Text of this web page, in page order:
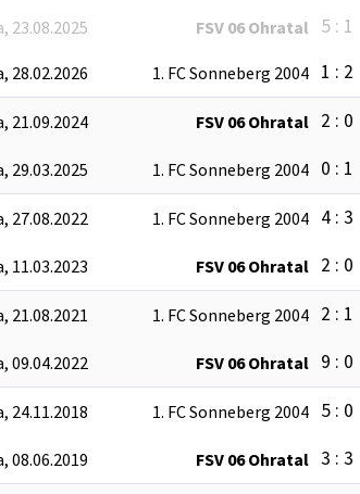
23.08.2025 FSV 06 Ohratal 5 : 1
28.02.2026 1. FC Sonneberg 2004 1 : 2
21.09.2024 FSV 06 Ohratal 2 : 0
29.03.2025 1. FC Sonneberg 2004 0 : 1
27.08.2022 1. FC Sonneberg 2004 4 : 3
11.03.2023 FSV 06 Ohratal 2 : 0
21.08.2021 1. FC Sonneberg 2004 2 : 1
09.04.2022 FSV 06 Ohratal 9 : 0
24.11.2018 1. FC Sonneberg 2004 5 : 0
08.06.2019 FSV 06 Ohratal 3 : 3